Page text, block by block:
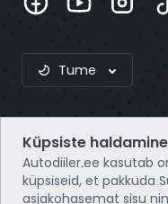
Tume
Webzero OÜ
Küpsiste haldamine
Autodiiler.ee kasutab
küpsiseid, et pakkuda
asjakohasemat sisu